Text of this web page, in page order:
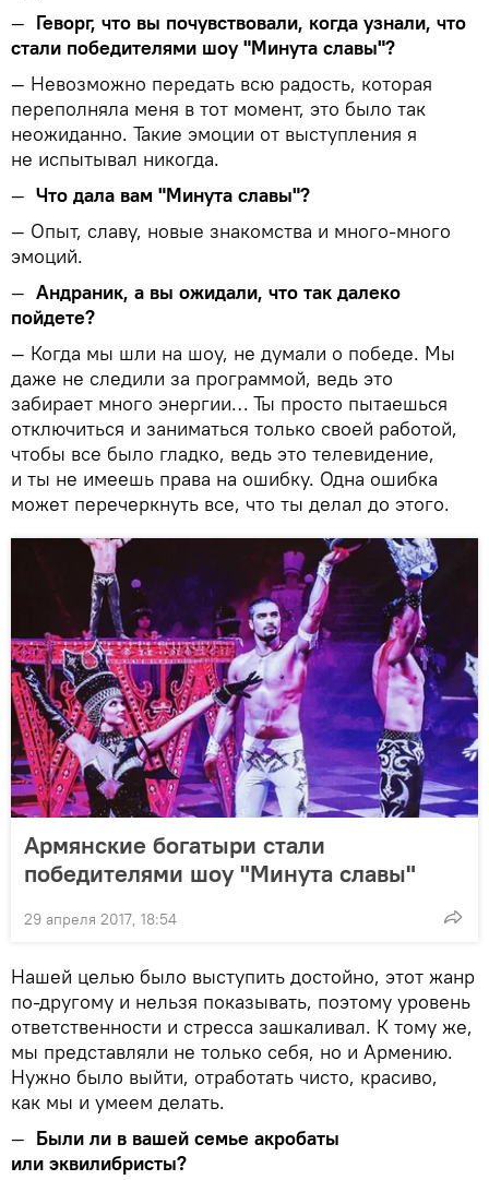
— Геворг, что вы почувствовали, когда узнали, что
стали победителями шоу "Минута славы"?
— Невозможно передать всю радость, которая
переполняла меня в тот момент, это было так
неожиданно. Такие эмоции от выступления я
не испытывал никогда.
— Что дала вам "Минута славы"?
— Опыт, славу, новые знакомства и много-много
эмоций.
— Андраник, а вы ожидали, что так далеко
пойдете?
— Когда мы шли на шоу, не думали о победе. Мы
даже не следили за программой, ведь это
забирает много энергии… Ты просто пытаешься
отключиться и заниматься только своей работой,
чтобы все было гладко, ведь это телевидение,
и ты не имеешь права на ошибку. Одна ошибка
может перечеркнуть все, что ты делал до этого.
Армянские богатыри стали
победителями шоу "Минута славы"
29 апреля 2017, 18:54
Нашей целью было выступить достойно, этот жанр
по-другому и нельзя показывать, поэтому уровень
ответственности и стресса зашкаливал. К тому же,
мы представляли не только себя, но и Армению.
Нужно было выйти, отработать чисто, красиво,
как мы и умеем делать.
— Были ли в вашей семье акробаты
или эквилибристы?